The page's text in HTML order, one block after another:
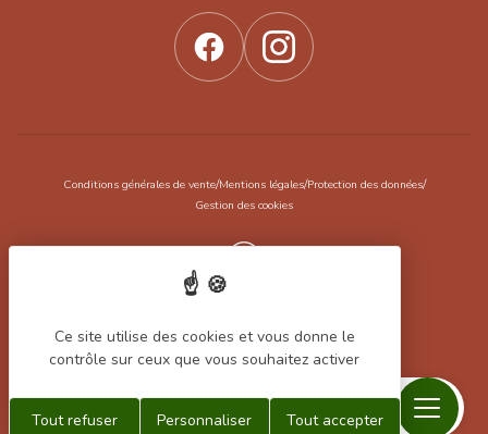
Recherche Contact Mon Mon Menu
Conditions générales de vente/Mentions légales/Protection des données/
Gestion des cookies
Réalisation Koredge
Ce site utilise des cookies et vous donne le
contrôle sur ceux que vous souhaitez activer
Tout accepter
Tout refuser Personnaliser